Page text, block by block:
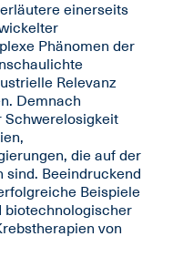
einerseits
Phänomen der
Relevanz
Demnach
Schwerelosigkeit
die auf der
sind. Beeindruckend
Beispiele
biotechnologischer
von